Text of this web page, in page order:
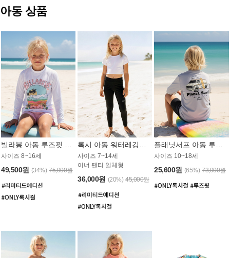
아동 상품
사이즈 8~16세
49,500원 (34%) 75,000원
사이즈 7~14세
이너 팬티 일체형
36,000원 (20%) 45,000원
사이즈 10~18세
25,600원 (65%) 73,000원